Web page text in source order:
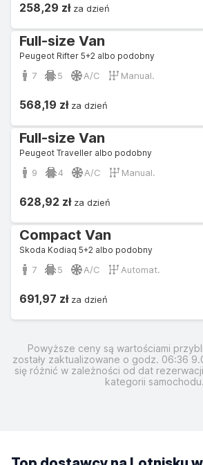
258,29 złza dzień
Full-size Van
Peugeot Rifter 5+2 albo podobny
7 5 A/C Manual.
568,19 złza dzień
Full-size Van
Peugeot Traveller albo podobny
9 4 A/C Manual.
628,92 złza dzień
Compact Van
Skoda Kodiaq 5+2 albo podobny
7 5 A/C Automat.
691,97 złza dzień
Powyższe ceny są wartościami
zostały zaktualizowane o godz. 06:36
się różnić w zależności od dat
kategorii samochodu.